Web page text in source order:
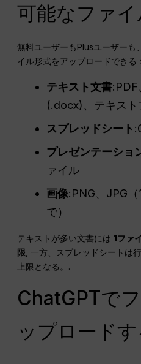
可能なファ
無料ユーザーもPlusユーザーも
イル形式をアップロードできる：
テキスト文書
(.docx)、テキスト
スプレッドシート
プレゼンテーショ
ァイル
画像:PNG、JPG
で）
テキストが多い文書には1ファ
限 , 一方、スプレッドシートは
上限となる。.
ChatGPTで
ップロード